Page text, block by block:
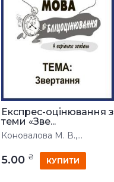
Експрес-оцінювання з
теми «Зве...
Коновалова М. В.,...
5.00 ₴ КУПИТИ